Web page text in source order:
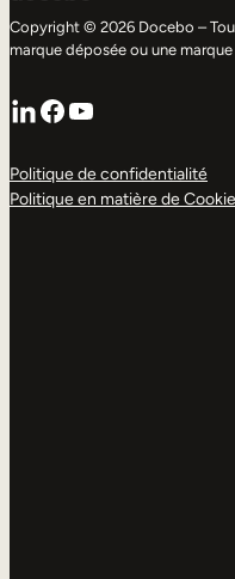
Copyright © 2026 Docebo –
marque déposée ou une
LinkedIn
Facebook
YouTube
Politique de confidentialité
Politique en matière de